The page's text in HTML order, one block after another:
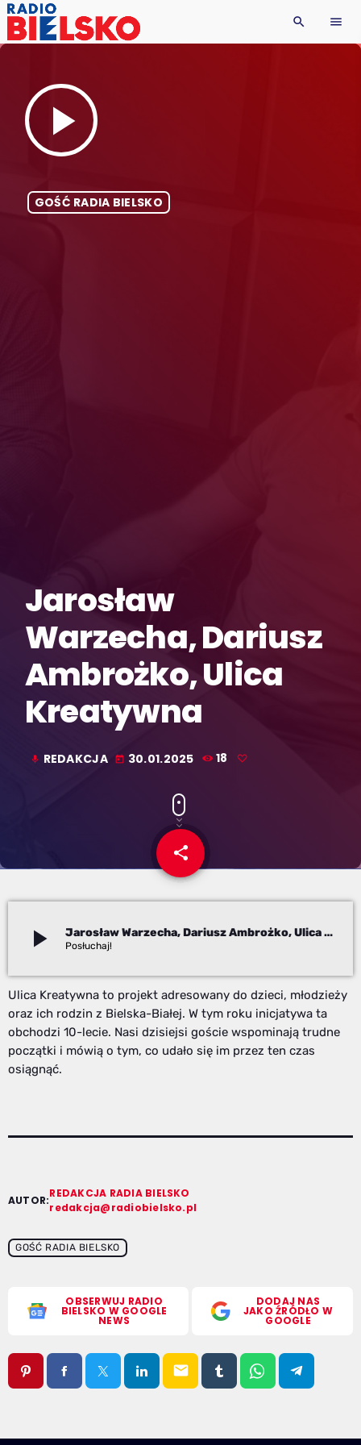
search menu
play_arrow
GOŚĆ RADIA BIELSKO
Jarosław
Warzecha, Dariusz
Ambrożko, Ulica
Kreatywna
mic REDAKCJA today 30.01.2025 18
share
email
play_arrow Jarosław Warzecha, Dariusz Ambrożko, Ulica Kreatywna
Ulica Kreatywna to projekt adresowany do dzieci, młodzieży
oraz ich rodzin z Bielska-Białej. W tym roku inicjatywa ta
obchodzi 10-lecie. Nasi dzisiejsi goście wspominają trudne
początki i mówią o tym, co udało się im przez ten czas
osiągnąć.
AUTOR:
REDAKCJA RADIA BIELSKO
redakcja@radiobielsko.pl
GOŚĆ RADIA BIELSKO
OBSERWUJ RADIO
BIELSKO W GOOGLE
NEWS
DODAJ NAS
JAKO ŹRÓDŁO W
GOOGLE
email